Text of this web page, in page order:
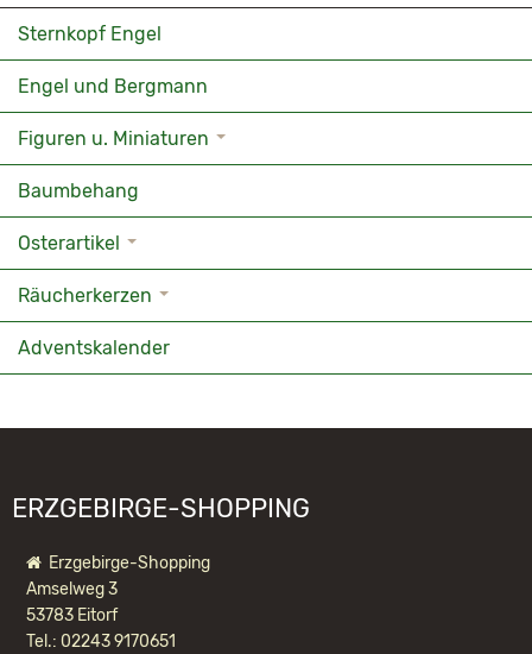
Sternkopf Engel
Engel und Bergmann
Figuren u. Miniaturen
Baumbehang
Osterartikel
Räucherkerzen
Adventskalender
ERZGEBIRGE-SHOPPING
Erzgebirge-Shopping
Amselweg 3
53783 Eitorf
Tel.: 02243 9170651